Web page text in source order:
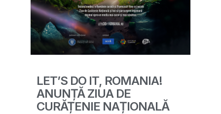
LET’S DO IT, ROMANIA!
ANUNȚĂ ZIUA DE
CURĂȚENIE NAȚIONALĂ